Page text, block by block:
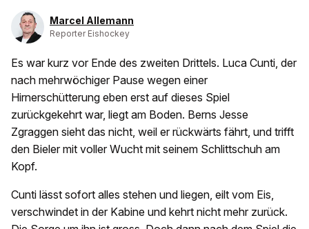
Marcel Allemann
Reporter Eishockey
Es war kurz vor Ende des zweiten Drittels. Luca Cunti, der
nach mehrwöchiger Pause wegen einer
Hirnerschütterung eben erst auf dieses Spiel
zurückgekehrt war, liegt am Boden. Berns Jesse
Zgraggen sieht das nicht, weil er rückwärts fährt, und trifft
den Bieler mit voller Wucht mit seinem Schlittschuh am
Kopf.
Cunti lässt sofort alles stehen und liegen, eilt vom Eis,
verschwindet in der Kabine und kehrt nicht mehr zurück.